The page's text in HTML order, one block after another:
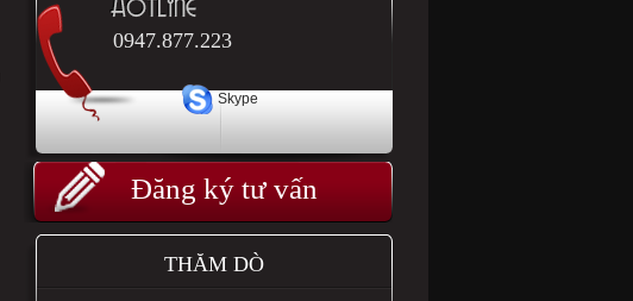
0947.877.223
Skype
Đăng ký tư vấn
THĂM DÒ